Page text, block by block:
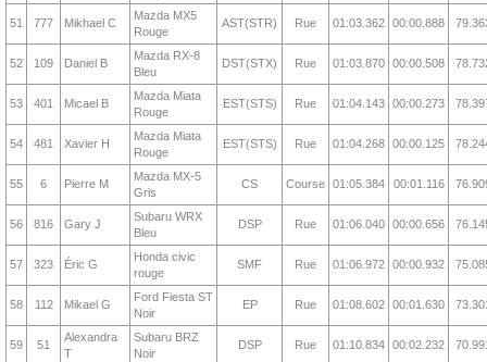
51 777 Mikhael C
Mazda MX5
Rouge
AST(STR) Rue 01:03.362 00:00.888
52 109 Daniel B
Mazda RX-8
Bleu
DST(STX) Rue 01:03.870 00:00.508
53 401 Micael B
Mazda Miata
Rouge
EST(STS) Rue 01:04.143 00:00.273
54 481 Xavier H
Mazda Miata
Rouge
EST(STS) Rue 01:04.268 00:00.125
55 6 Pierre M
Mazda MX-5
Gris
CS Course 01:05.384 00:01.116
56 816 Gary J
Subaru WRX
Bleu
DSP Rue 01:06.040 00:00.656
57 323 Éric G
Honda civic
rouge
SMF Rue 01:06.972 00:00.932
58 112 Mikael G
Ford Fiesta ST
Noir
EP Rue 01:08.602 00:01.630
59 51
Alexandra
T
Subaru BRZ
Noir
DSP Rue 01:10.834 00:02.232